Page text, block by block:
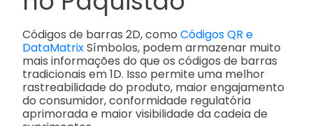
Códigos de barras 2D, como Códigos QR e
DataMatrixSímbolos, podem armazenar muito
mais informações do que os códigos de barras
tradicionais em 1D. Isso permite uma melhor
rastreabilidade do produto, maior engajamento
do consumidor, conformidade regulatória
aprimorada e maior visibilidade da cadeia de